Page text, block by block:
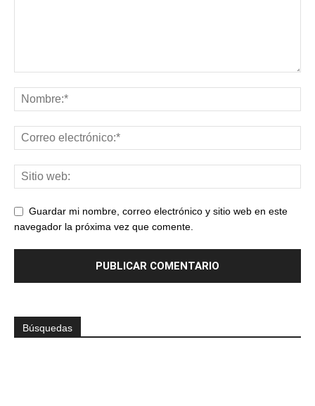
Guardar mi nombre, correo electrónico y sitio web en este
navegador la próxima vez que comente.
Búsquedas